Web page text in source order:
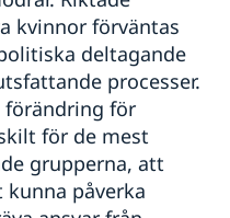
kvinnor förväntas
deltagande
processer.
förändring för
för de mest
grupperna, att
påverka